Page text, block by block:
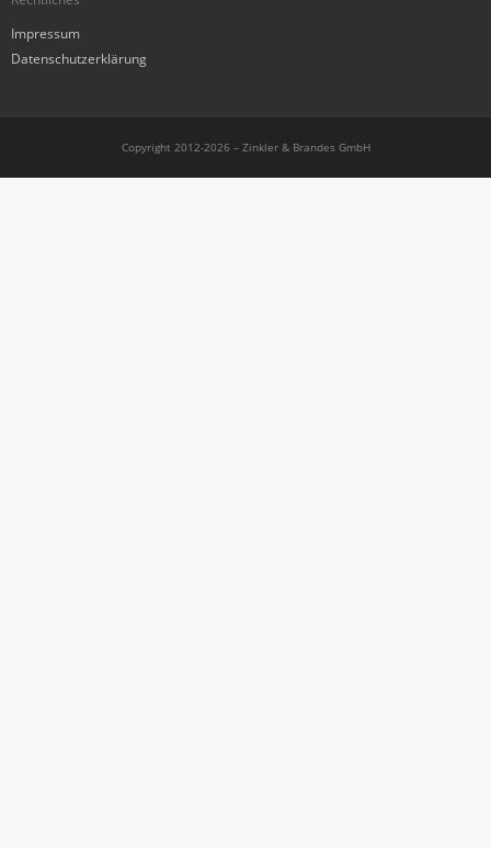
Impressum
Datenschutzerklärung
Copyright 2012-2026 – Zinkler & Brandes GmbH